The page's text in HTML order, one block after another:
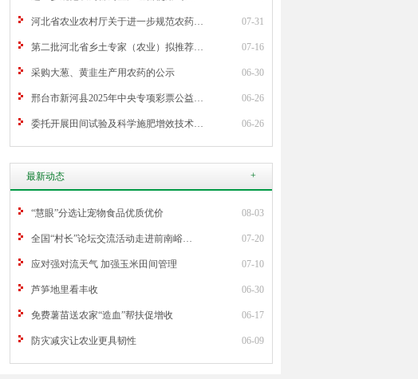
河北省农业农村厅关于进一步规范农药… 07-31
第二批河北省乡土专家（农业）拟推荐… 07-16
采购大葱、黄韭生产用农药的公示 06-30
邢台市新河县2025年中央专项彩票公益… 06-26
委托开展田间试验及科学施肥增效技术… 06-26
最新动态 +
“慧眼”分选让宠物食品优质优价 08-03
全国“村长”论坛交流活动走进前南峪… 07-20
应对强对流天气 加强玉米田间管理 07-10
芦笋地里看丰收 06-30
免费薯苗送农家“造血”帮扶促增收 06-17
防灾减灾让农业更具韧性 06-09